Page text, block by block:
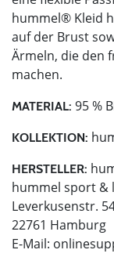
hummel® Kleid
auf der Brust
Ärmeln, die den
machen.
MATERIAL: 95 %
KOLLEKTION:
HERSTELLER:
hummel sport &
Leverkusenstr.
22761 Hamburg
E-Mail: